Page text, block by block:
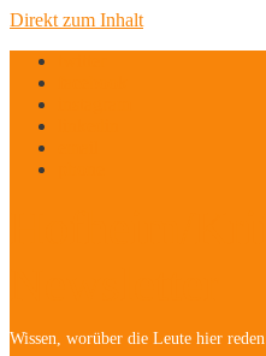
Direkt zum Inhalt
Wissen, worüber die Leute hier reden